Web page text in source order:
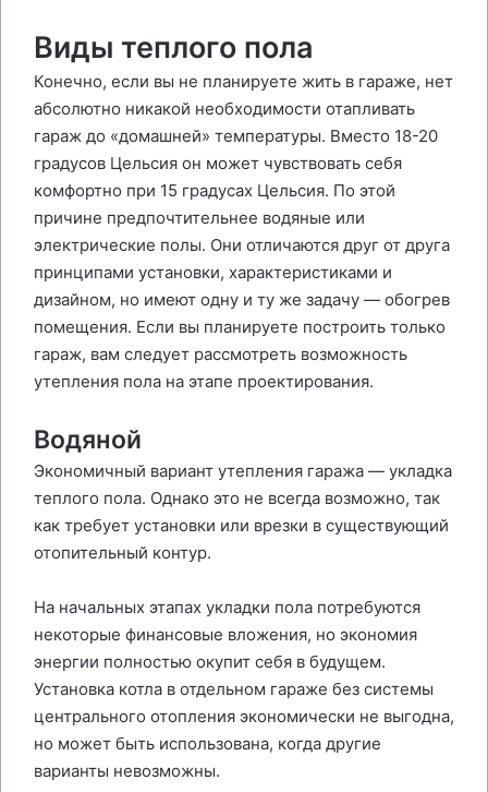
Виды теплого пола
Конечно, если вы не планируете жить в гараже, нет
абсолютно никакой необходимости отапливать
гараж до «домашней» температуры. Вместо 18-20
градусов Цельсия он может чувствовать себя
комфортно при 15 градусах Цельсия. По этой
причине предпочтительнее водяные или
электрические полы. Они отличаются друг от друга
принципами установки, характеристиками и
дизайном, но имеют одну и ту же задачу — обогрев
помещения. Если вы планируете построить только
гараж, вам следует рассмотреть возможность
утепления пола на этапе проектирования.
Водяной
Экономичный вариант утепления гаража — укладка
теплого пола. Однако это не всегда возможно, так
как требует установки или врезки в существующий
отопительный контур.
На начальных этапах укладки пола потребуются
некоторые финансовые вложения, но экономия
энергии полностью окупит себя в будущем.
Установка котла в отдельном гараже без системы
центрального отопления экономически не выгодна,
но может быть использована, когда другие
варианты невозможны.